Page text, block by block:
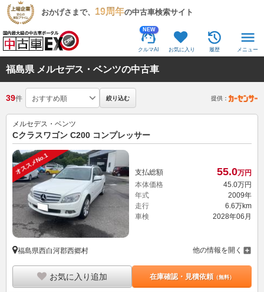
おかげさまで、 19周年の中古車検索サイト
NEW
クルマAI お気に入り 履歴 メニュー
福島県 メルセデス・ベンツの中古車
39件 絞り込む 提供：
メルセデス・ベンツ
Cクラスワゴン C200 コンプレッサー
オススメNo.1 支払総額 55.0万円
本体価格
45.0万円
年式
2009年
走行
6.6万km
車検
2028年06月
福島県西白河郡西郷村 他の情報を開く
お気に入り追加 在庫確認・見積依頼（無料）